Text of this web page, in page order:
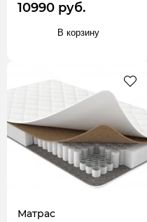
10990 руб.
В корзину
Матрас